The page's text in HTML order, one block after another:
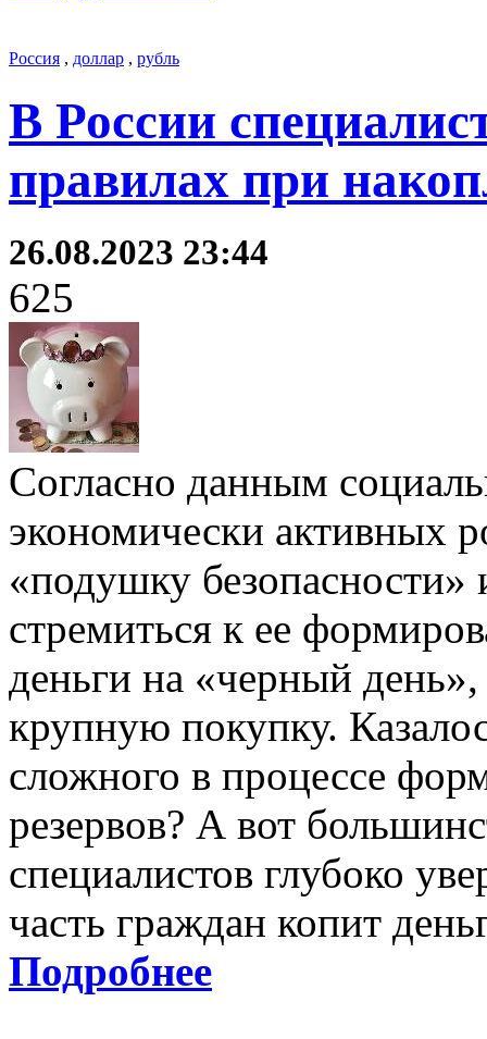
Россия , доллар , рубль
В России
правилах при
26.08.2023 23:44
625
Согласно данным
экономически активных
«подушку безопасности»
стремиться к ее
деньги на «черный
крупную покупку.
сложного в процессе
резервов? А вот
специалистов глубоко
часть граждан копит
Подробнее